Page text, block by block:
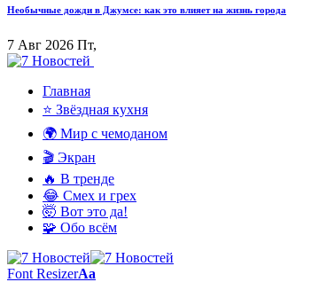
Необычные дожди в Джумсе: как это влияет на жизнь города
7 Авг 2026 Пт,
Главная
⭐ Звёздная кухня
🌍 Мир с чемоданом
🎬 Экран
🔥 В тренде
😂 Смех и грех
🤯 Вот это да!
🧩 Обо всём
Font ResizerAa